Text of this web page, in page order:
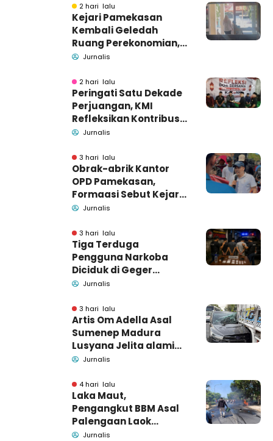
2 hari lalu
Kejari Pamekasan
Kembali Geledah
Ruang Perekonomian,
Pidsus: Tunggu Saja!
Jurnalis
2 hari lalu
Peringati Satu Dekade
Perjuangan, KMI
Refleksikan Kontribusi
untuk Masyarakat
Jurnalis
3 hari lalu
Obrak-abrik Kantor
OPD Pamekasan,
Formaasi Sebut Kejari
Pamekasan
Jurnalis
3 hari lalu
Tiga Terduga
Pengguna Narkoba
Diciduk di Geger
Bangkalan, Polisi Masih
Barang Bukti
Jurnalis
3 hari lalu
Artis Om Adella Asal
Sumenep Madura
Lusyana Jelita alami
kecelakaan di Wonogiri
Jurnalis
4 hari lalu
Laka Maut,
Pengangkut BBM Asal
Palengaan Laok
Pamekasan Meninggal
Jurnalis